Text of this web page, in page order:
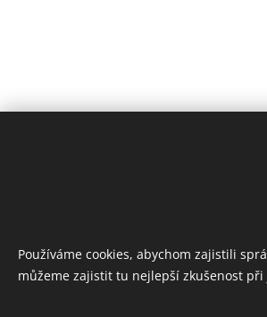
Používáme cookies, abychom zajistili
můžeme zajistit tu nejlepší zkušenost při